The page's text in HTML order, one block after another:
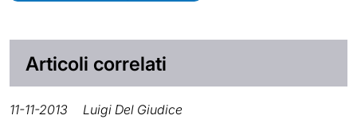
Articoli correlati
11-11-2013 Luigi Del Giudice